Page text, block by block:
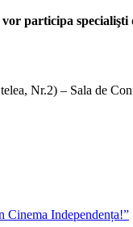
vor participa
Nr.2) – Sala de
Cinema Independența!”